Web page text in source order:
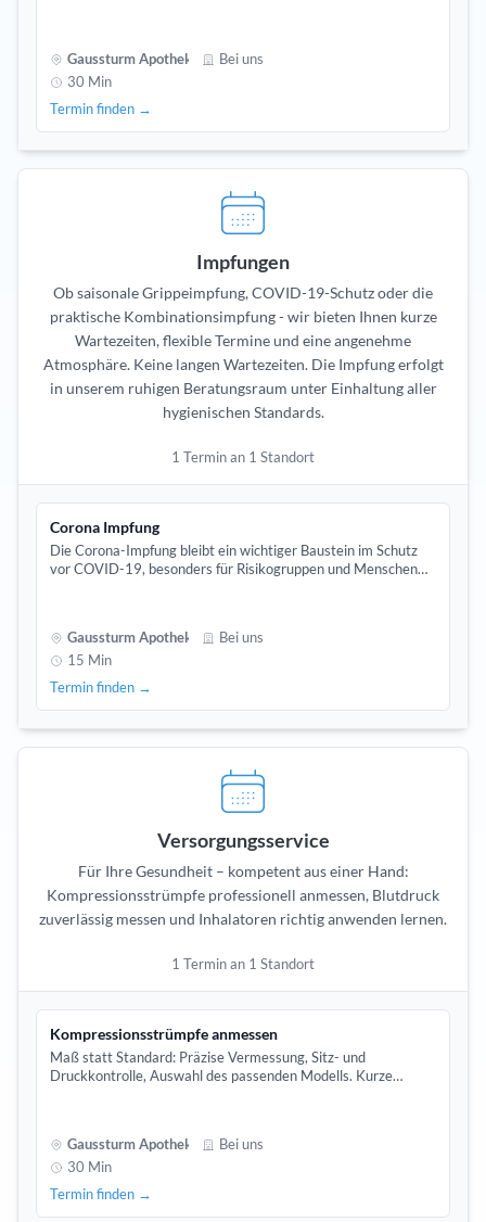
Gaussturm Apotheke
Bei uns
30 Min
Termin finden →
Impfungen
Ob saisonale Grippeimpfung, COVID-19-Schutz oder die
praktische Kombinationsimpfung - wir bieten Ihnen kurze
Wartezeiten, flexible Termine und eine angenehme
Atmosphäre. Keine langen Wartezeiten. Die Impfung erfolgt
in unserem ruhigen Beratungsraum unter Einhaltung aller
hygienischen Standards.
1 Termin an 1 Standort
Corona Impfung
Die Corona-Impfung bleibt ein wichtiger Baustein im Schutz
vor COVID-19, besonders für Risikogruppen und Menschen
Gaussturm Apotheke
Bei uns
15 Min
Termin finden →
Versorgungsservice
Für Ihre Gesundheit – kompetent aus einer Hand:
Kompressionsstrümpfe professionell anmessen, Blutdruck
zuverlässig messen und Inhalatoren richtig anwenden lernen.
1 Termin an 1 Standort
Kompressionsstrümpfe anmessen
Maß statt Standard: Präzise Vermessung, Sitz- und
Druckkontrolle, Auswahl des passenden Modells. Kurze
Gaussturm Apotheke
Bei uns
30 Min
Termin finden →